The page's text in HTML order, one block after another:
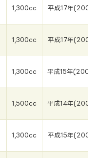
1,300cc 平成17年(2005
1,300cc 平成17年(2005
1,300cc 平成15年(2004
1,500cc 平成14年(2002
1,300cc 平成15年(2003